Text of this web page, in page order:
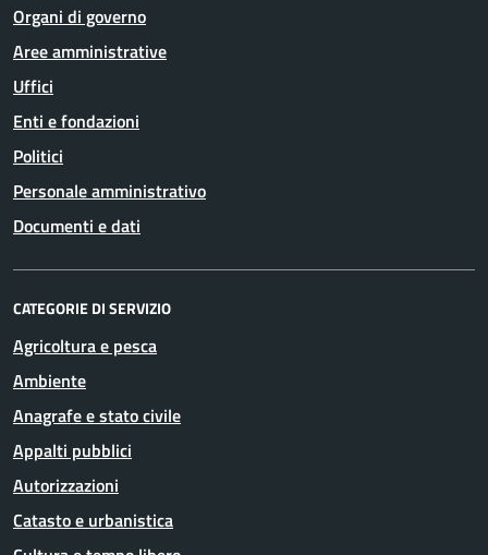
Organi di governo
Aree amministrative
Uffici
Enti e fondazioni
Politici
Personale amministrativo
Documenti e dati
CATEGORIE DI SERVIZIO
Agricoltura e pesca
Ambiente
Anagrafe e stato civile
Appalti pubblici
Autorizzazioni
Catasto e urbanistica